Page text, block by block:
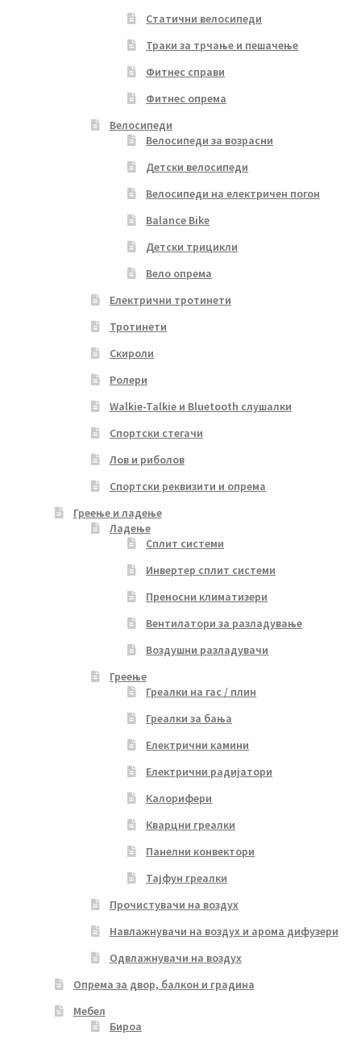
Статични велосипеди
Траки за трчање и пешачење
Фитнес справи
Фитнес опрема
Велосипеди
Велосипеди за возрасни
Детски велосипеди
Велосипеди на електричен погон
Balance Bike
Детски трицикли
Вело опрема
Електрични тротинети
Тротинети
Скироли
Ролери
Walkie-Talkie и Bluetooth слушалки
Спортски стегачи
Лов и риболов
Спортски реквизити и опрема
Греење и ладење
Ладење
Сплит системи
Инвертер сплит системи
Преносни климатизери
Вентилатори за разладување
Воздушни разладувачи
Греење
Греалки на гас / плин
Греалки за бања
Електрични камини
Електрични радијатори
Калорифери
Кварцни греалки
Панелни конвектори
Тајфун греалки
Прочистувачи на воздух
Навлажнувачи на воздух и арома дифузери
Одвлажнувачи на воздух
Опрема за двор, балкон и градина
Мебел
Бироа